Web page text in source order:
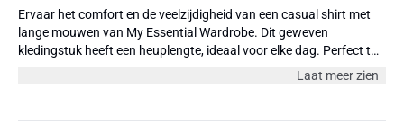
Ervaar het comfort en de veelzijdigheid van een casual shirt met
lange mouwen van My Essential Wardrobe. Dit geweven
kledingstuk heeft een heuplengte, ideaal voor elke dag. Perfect te
combineren met een stijlvolle jeans of rok voor een complete look.
Laat meer zien